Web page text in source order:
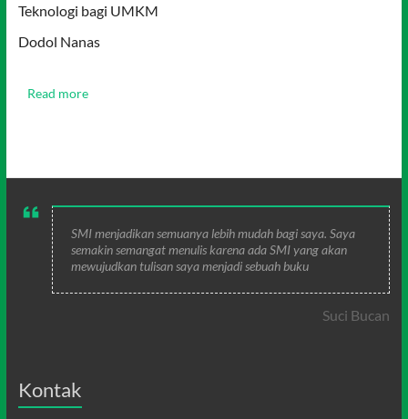
Teknologi bagi UMKM
Dodol Nanas
Read more
SMI menjadikan semuanya lebih mudah bagi saya. Saya
semakin semangat menulis karena ada SMI yang akan
mewujudkan tulisan saya menjadi sebuah buku
Suci Bucan
Kontak